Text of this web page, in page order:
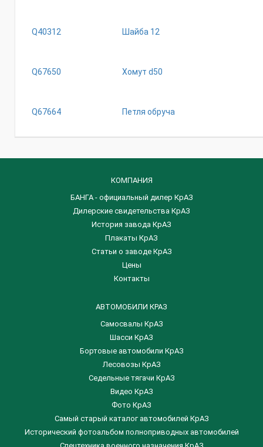
Q40312 Шайба 12
Q67650 Xoмyт d50
Q67664 Петля обруча
КОМПАНИЯ
БАНГА - официальный дилер КрАЗ
Дилерские свидетельства КрАЗ
История завода КрАЗ
Плакаты КрАЗ
Статьи о заводе КрАЗ
Цены
Контакты
АВТОМОБИЛИ КРАЗ
Самосвалы КрАЗ
Шасси КрАЗ
Бортовые автомобили КрАЗ
Лесовозы КрАЗ
Седельные тягачи КрАЗ
Видео КрАЗ
Фото КрАЗ
Самый старый каталог автомобилей КрАЗ
Исторический фотоальбом полноприводных автомобилей